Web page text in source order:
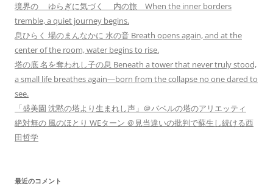
境界の ゆらぎに気づく 内の旅 When the inner borders
tremble, a quiet journey begins.
息ひらく 場のまんなかに 水の音 Breath opens again, and at the
center of the room, water begins to rise.
塔の底 名を奪われし子の息 Beneath a tower that never truly stood,
a small life breathes again—born from the collapse no one dared to
see.
「盛美園 沈黙の塔より生まれし声」＠バベルの塔のアリエッティ
絶対無の 風のほとり WEターン ＠見当違いの批判で蘇生し続ける西
田哲学
最近のコメント